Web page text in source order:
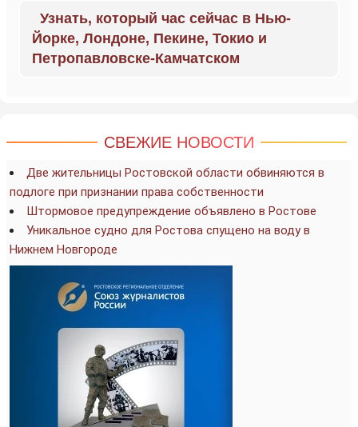
Узнать, который час сейчас в Нью-
Йорке, Лондоне, Пекине, Токио и
Петропавловске-Камчатском
СВЕЖИЕ НОВОСТИ
Две жительницы Ростовской области обвиняются в
подлоге при признании права собственности
Штормовое предупреждение объявлено в Ростове
Уникальное судно для Ростова спущено на воду в
Нижнем Новгороде